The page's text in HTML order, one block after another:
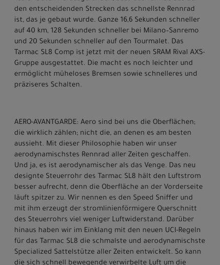
den entscheidenden Strecken das schnellste Rennrad
ist, das je gebaut wurde. Ganze 16,6 Sekunden schneller
auf 40 km, 128 Sekunden schneller bei Milano–Sanremo
und 20 Sekunden schneller auf den Tourmalet. Das
Tarmac SL8 Comp ist jetzt mit der neuen SRAM Rival AXS-
Gruppe ausgestattet. Die macht es noch leichter und
ermöglicht müheloses Bremsen sowie schnelleres und
präziseres Schalten.
AERO-AVANTGARDE: Aero sind bei uns die Oberflächen;
die wirklich zählen; nicht die, an denen es am besten
aussieht. Mit dieser Philosophie haben wir unser
aerodynamischstes Rennrad aller Zeiten geschaffen.
Und ja, es ist aerodynamischer als das Venge. Das neu
designte Steuerrohr des Tarmac SL8 hält den Luftstrom
besser aufrecht, denn die Oberfläche an der Vorderseite
läuft spitzer zu. Wir nennen es den Speed Sniffer und
mit ihm erzeugt der stromlinienförmigere Querschnitt
des Steuerrohrs viel weniger Luftwiderstand. Darüber
hinaus haben wir im Einklang mit den neuen UCI-Regeln
für das Tarmac SL8 die schmalste und aerodynamischste
Specialized Sattelstütze aller Zeiten entwickelt. So kann